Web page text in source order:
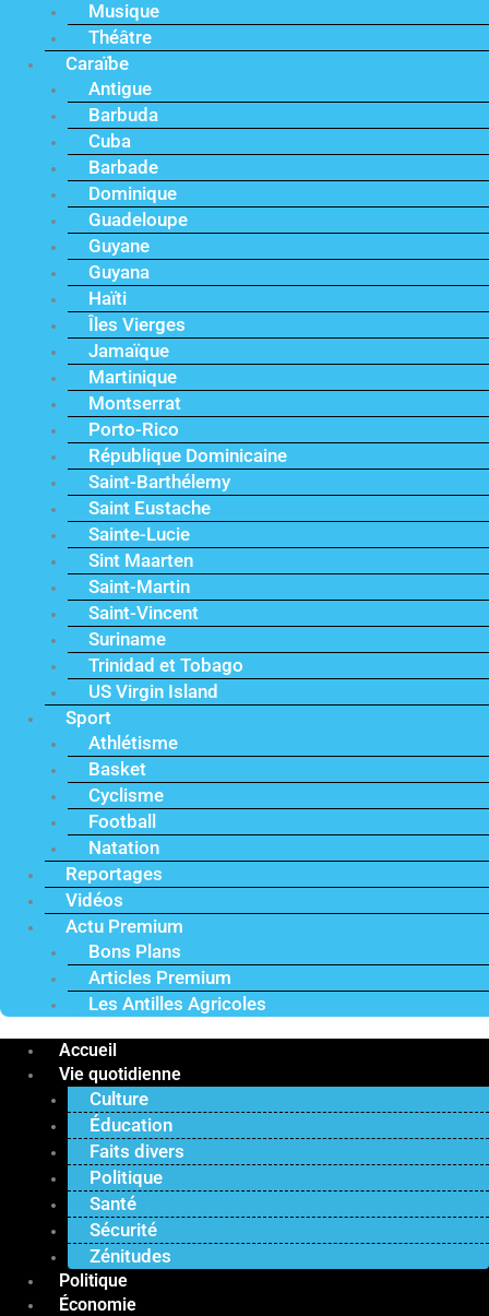
Musique
Théâtre
Caraïbe
Antigue
Barbuda
Cuba
Barbade
Dominique
Guadeloupe
Guyane
Guyana
Haïti
Îles Vierges
Jamaïque
Martinique
Montserrat
Porto-Rico
République Dominicaine
Saint-Barthélemy
Saint Eustache
Sainte-Lucie
Sint Maarten
Saint-Martin
Saint-Vincent
Suriname
Trinidad et Tobago
US Virgin Island
Sport
Athlétisme
Basket
Cyclisme
Football
Natation
Reportages
Vidéos
Actu Premium
Bons Plans
Articles Premium
Les Antilles Agricoles
Accueil
Vie quotidienne
Culture
Éducation
Faits divers
Politique
Santé
Sécurité
Zénitudes
Politique
Économie